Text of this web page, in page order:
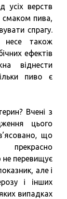
усіх верств
смаком пива,
спрагу.
також
ефектів
віднести
пиво є
Вчені з
цього
що
не перевищує
але і
і інших
випадках